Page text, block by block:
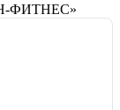
ФИТНЕС»